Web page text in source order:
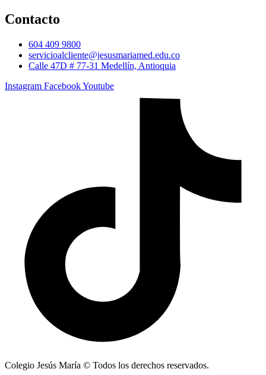
Contacto
604 409 9800
servicioalcliente@jesusmariamed.edu.co
Calle 47D # 77-31 Medellín, Antioquia
Instagram FacebookYoutube
Colegio Jesús María © Todos los derechos reservados.